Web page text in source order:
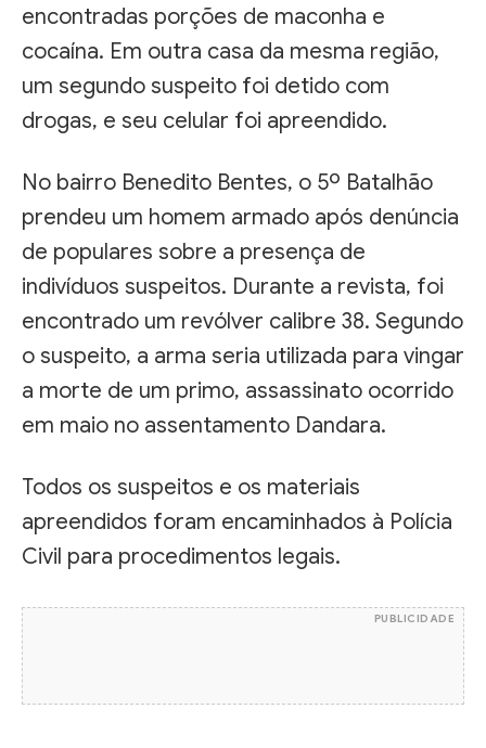
encontradas porções de maconha e
cocaína. Em outra casa da mesma região,
um segundo suspeito foi detido com
drogas, e seu celular foi apreendido.
No bairro Benedito Bentes, o 5º Batalhão
prendeu um homem armado após denúncia
de populares sobre a presença de
indivíduos suspeitos. Durante a revista, foi
encontrado um revólver calibre 38. Segundo
o suspeito, a arma seria utilizada para vingar
a morte de um primo, assassinato ocorrido
em maio no assentamento Dandara.
Todos os suspeitos e os materiais
apreendidos foram encaminhados à Polícia
Civil para procedimentos legais.
PUBLICIDADE